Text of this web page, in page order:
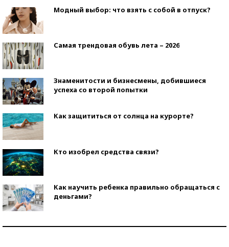
Модный выбор: что взять с собой в отпуск?
Самая трендовая обувь лета – 2026
Знаменитости и бизнесмены, добившиеся
успеха со второй попытки
Как защититься от солнца на курорте?
Кто изобрел средства связи?
Как научить ребенка правильно обращаться с
деньгами?